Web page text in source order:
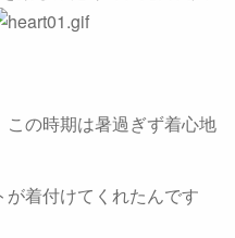
の時期は暑過ぎず着心地
着付けてくれたんです